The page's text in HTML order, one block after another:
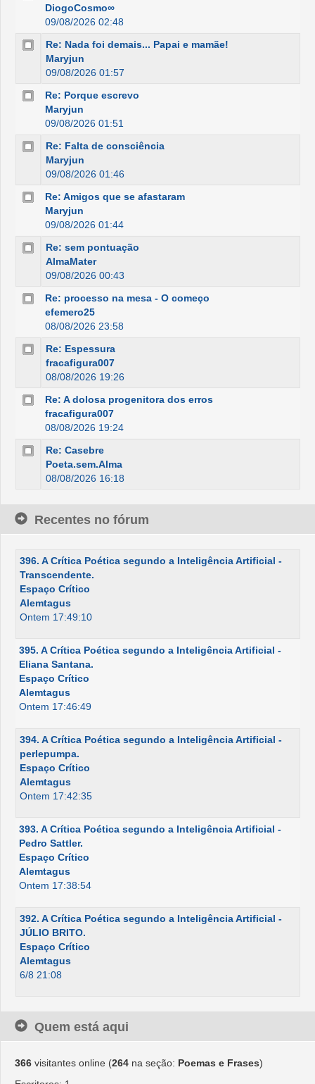
DiogoCosmo∞
09/08/2026 02:48
Re: Nada foi demais... Papai e mamãe!
Maryjun
09/08/2026 01:57
Re: Porque escrevo
Maryjun
09/08/2026 01:51
Re: Falta de consciência
Maryjun
09/08/2026 01:46
Re: Amigos que se afastaram
Maryjun
09/08/2026 01:44
Re: sem pontuação
AlmaMater
09/08/2026 00:43
Re: processo na mesa - O começo
efemero25
08/08/2026 23:58
Re: Espessura
fracafigura007
08/08/2026 19:26
Re: A dolosa progenitora dos erros
fracafigura007
08/08/2026 19:24
Re: Casebre
Poeta.sem.Alma
08/08/2026 16:18
Recentes no fórum
396. A Crítica Poética segundo a Inteligência Artificial -
Transcendente.
Espaço Crítico
Alemtagus
Ontem 17:49:10
395. A Crítica Poética segundo a Inteligência Artificial -
Eliana Santana.
Espaço Crítico
Alemtagus
Ontem 17:46:49
394. A Crítica Poética segundo a Inteligência Artificial -
perlepumpa.
Espaço Crítico
Alemtagus
Ontem 17:42:35
393. A Crítica Poética segundo a Inteligência Artificial -
Pedro Sattler.
Espaço Crítico
Alemtagus
Ontem 17:38:54
392. A Crítica Poética segundo a Inteligência Artificial -
JÚLIO BRITO.
Espaço Crítico
Alemtagus
6/8 21:08
Quem está aqui
366 visitantes online (264 na seção: Poemas e Frases)